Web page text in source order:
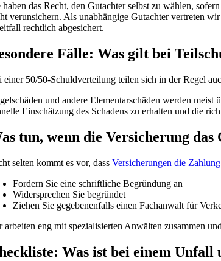
haben das Recht, den Gutachter selbst zu wählen,
verunsichern. Als unabhängige Gutachter vertreten
rechtlich abgesichert.
Fälle: Was gilt bei
einer 50/50-Schuldverteilung teilen sich in der Regel
und andere Elementarschäden werden
Einschätzung des Schadens zu erhalten und die
tun, wenn die Versicherung
selten kommt es vor, dassVersicherungen die
Fordern Sie eine schriftliche Begründung an
Widersprechen Sie begründet
Ziehen Sie gegebenenfalls einen Fachanwalt für
arbeiten eng mit spezialisierten Anwälten zusammen
Was ist bei einem Unfall